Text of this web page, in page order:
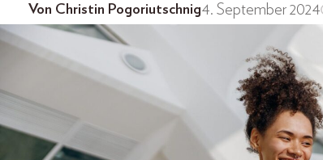
Von Christin Pogoriutschnig4. September 2024